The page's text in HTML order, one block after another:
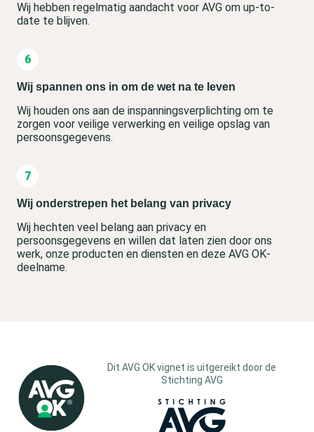
Wij hebben regelmatig aandacht voor AVG om up-to-
date te blijven.
Wij spannen ons in om de wet na te leven
Wij houden ons aan de inspanningsverplichting om te
zorgen voor veilige verwerking en veilige opslag van
persoonsgegevens.
Wij onderstrepen het belang van privacy
Wij hechten veel belang aan privacy en
persoonsgegevens en willen dat laten zien door ons
werk, onze producten en diensten en deze AVG OK-
deelname.
Dit AVG OK vignet is uitgereikt door de
Stichting AVG